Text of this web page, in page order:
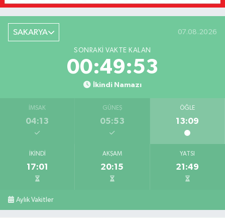
SAKARYA 07.08.2026
SONRAKI VAKTE KALAN
00:49:53
İkindi Namazı
İMSAK
04:13
GÜNEŞ
05:53
ÖĞLE
13:09
İKINDI
17:01
AKŞAM
20:15
YATSI
21:49
Aylık Vakitler